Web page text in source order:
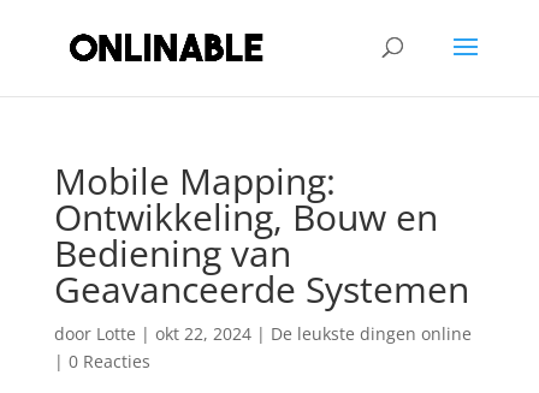
Mobile Mapping:
Ontwikkeling, Bouw en
Bediening van
Geavanceerde Systemen
door Lotte | okt 22, 2024| De leukste dingen online
| 0 Reacties